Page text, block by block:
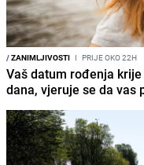
/ZANIMLJIVOSTI I PRIJE OKO 22H
Vaš datum rođenja
dana, vjeruje se da vas